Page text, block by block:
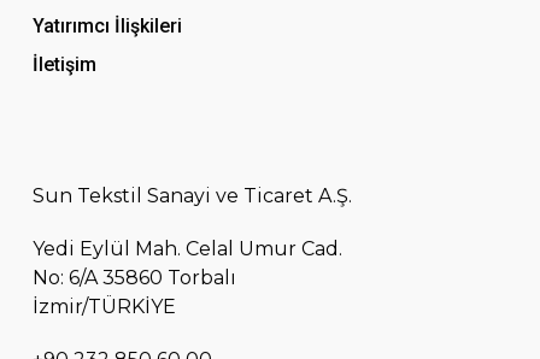
Yatırımcı İlişkileri
İletişim
Sun Tekstil Sanayi ve Ticaret A.Ş.
Yedi Eylül Mah. Celal Umur Cad.
No: 6/A 35860 Torbalı
İzmir/TÜRKİYE